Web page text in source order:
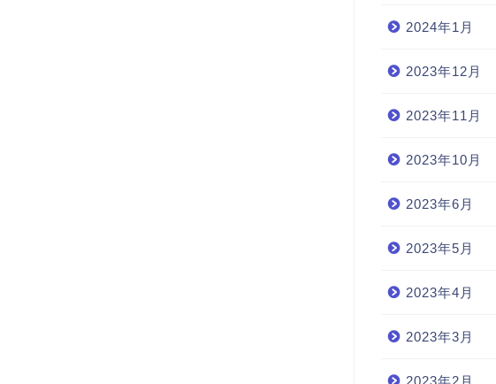
2024年1月
2023年12月
2023年11月
2023年10月
2023年6月
2023年5月
2023年4月
2023年3月